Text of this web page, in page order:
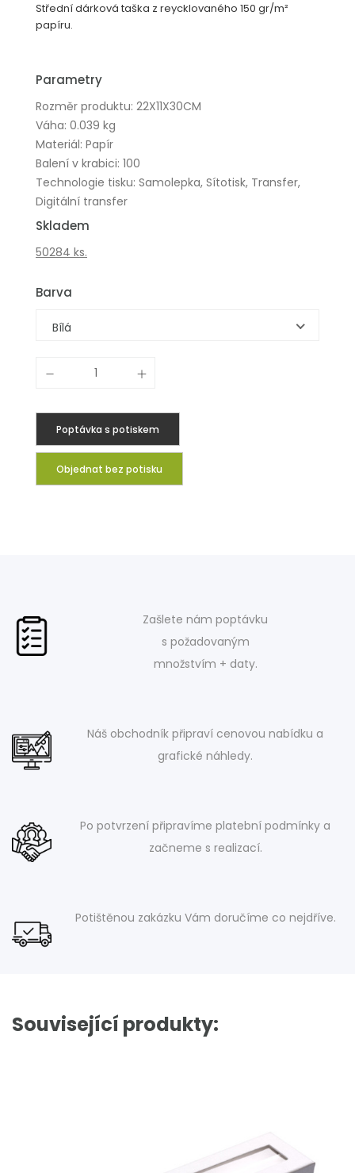
Střední dárková taška z reycklovaného 150 gr/m²
papíru.
Parametry
Rozměr produktu: 22X11X30CM
Váha: 0.039 kg
Materiál: Papír
Balení v krabici: 100
Technologie tisku: Samolepka, Sítotisk, Transfer,
Digitální transfer
Skladem
50284 ks.
Barva
Bílá
Poptávka s potiskem
Objednat bez potisku
Zašlete nám poptávku
s požadovaným
množstvím + daty.
Náš obchodník připraví cenovou nabídku a
grafické náhledy.
Po potvrzení připravíme platební podmínky a
začneme s realizací.
Potištěnou zakázku Vám doručíme co nejdříve.
Související produkty: